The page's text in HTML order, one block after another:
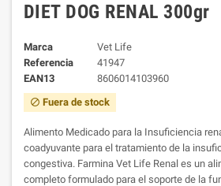
DIET DOG RENAL 300gr
Marca
Vet Life
Referencia
41947
EAN13
8606014103960
block Fuera de stock
Alimento Medicado para la Insuficiencia
coadyuvante para el tratamiento de la
congestiva. Farmina Vet Life Renal es un
completo formulado para el soporte de la